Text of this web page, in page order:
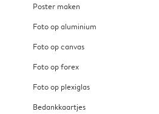
Poster maken
Foto op aluminium
Foto op canvas
Foto op forex
Foto op plexiglas
Bedankkaartjes